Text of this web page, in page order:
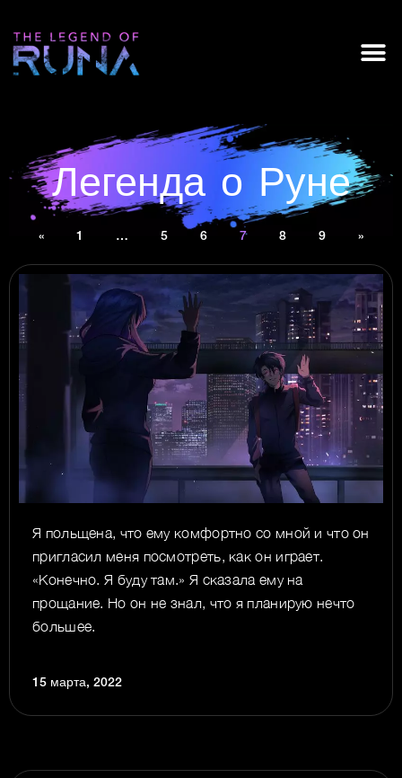
Легенда о Руне
« 1 … 5 6 7 8 9 »
Я польщена, что ему комфортно со мной и что он
пригласил меня посмотреть, как он играет.
«Конечно. Я буду там.» Я сказала ему на
прощание. Но он не знал, что я планирую нечто
большее.
15 марта, 2022